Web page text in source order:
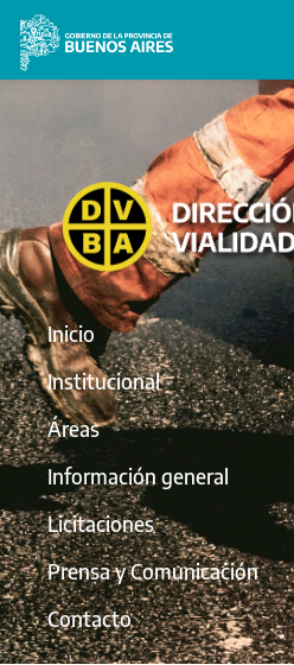
Inicio
Institucional
Áreas
Información general
Licitaciones
Prensa y Comunicación
Contacto